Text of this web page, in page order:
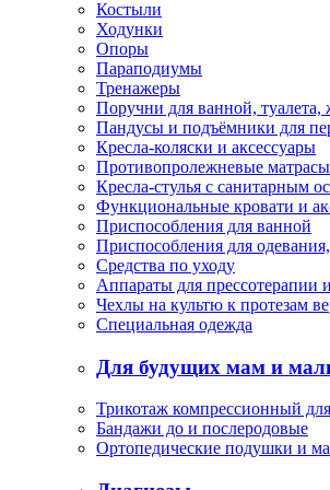
Костыли
Ходунки
Опоры
Параподиумы
Тренажеры
Поручни для ванной,
Пандусы и подъёмники для
Кресла-коляски и аксессуары
Противопролежневые
Кресла-стулья с санитарным
Функциональные кровати и
Приспособления для ванной
Приспособления для
Средства по уходу
Аппараты для прессотерапии
Чехлы на культю к протезам
Специальная одежда
Для будущих мам и
Трикотаж компрессионный
Бандажи до и послеродовые
Ортопедические подушки и